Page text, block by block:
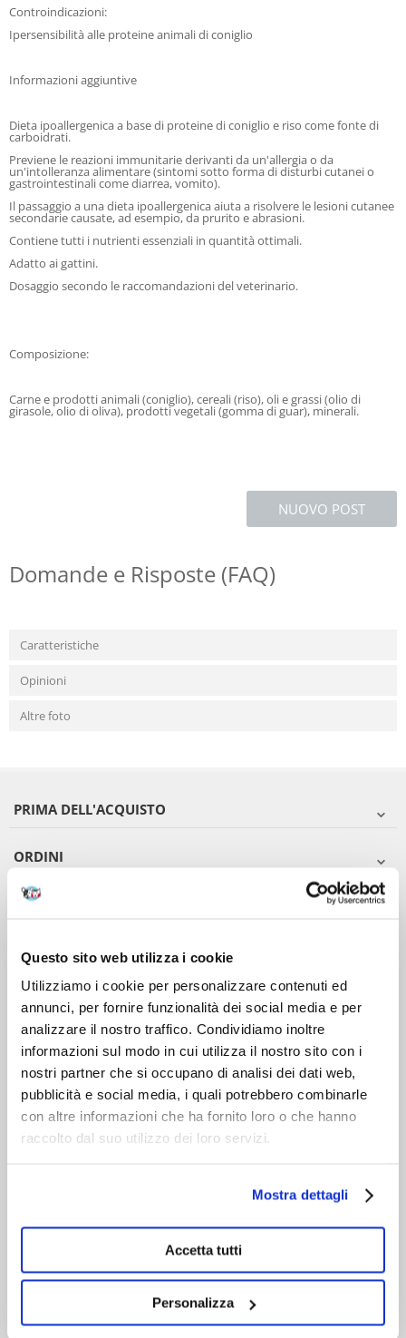
Questo sito web utilizza i cookie
Utilizziamo i cookie per personalizzare contenuti ed
annunci, per fornire funzionalità dei social media e per
analizzare il nostro traffico. Condividiamo inoltre
informazioni sul modo in cui utilizza il nostro sito con i
nostri partner che si occupano di analisi dei dati web,
pubblicità e social media, i quali potrebbero combinarle
con altre informazioni che ha fornito loro o che hanno
raccolto dal suo utilizzo dei loro servizi.
Mostra dettagli
Accetta tutti
Personalizza
Controindicazioni:
Ipersensibilità alle proteine animali di coniglio
Informazioni aggiuntive
Dieta ipoallergenica a base di proteine di coniglio e riso come fonte di
carboidrati.
Previene le reazioni immunitarie derivanti da un'allergia o da
un'intolleranza alimentare (sintomi sotto forma di disturbi cutanei o
gastrointestinali come diarrea, vomito).
Il passaggio a una dieta ipoallergenica aiuta a risolvere le lesioni cutanee
secondarie causate, ad esempio, da prurito e abrasioni.
Contiene tutti i nutrienti essenziali in quantità ottimali.
Adatto ai gattini.
Dosaggio secondo le raccomandazioni del veterinario.
Composizione:
Carne e prodotti animali (coniglio), cereali (riso), oli e grassi (olio di
girasole, olio di oliva), prodotti vegetali (gomma di guar), minerali.
NUOVO POST
Domande e Risposte (FAQ)
Caratteristiche
Opinioni
Altre foto
PRIMA DELL'ACQUISTO
ORDINI
DOPO L'ACQUISTO
VIENI A CONOSCERCI